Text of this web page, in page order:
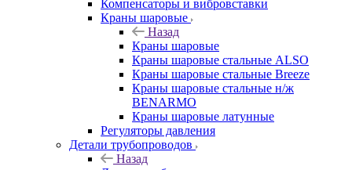
Компенсаторы и вибровставки
Краны шаровые
Назад
Краны шаровые
Краны шаровые стальные ALSO
Краны шаровые стальные Breeze
Краны шаровые стальные н/ж
BENARMO
Краны шаровые латунные
Регуляторы давления
Детали трубопроводов
Назад